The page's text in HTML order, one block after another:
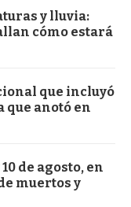
y lluvia:
cómo estará
que incluyó
que anotó en
de agosto, en
muertos y